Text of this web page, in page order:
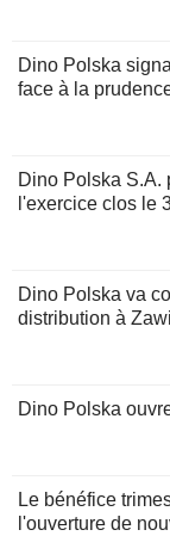
Dino Polska
face à la
Dino Polska S.A.
l'exercice clos le
Dino Polska va
distribution à
Dino Polska
Le bénéfice
l'ouverture de